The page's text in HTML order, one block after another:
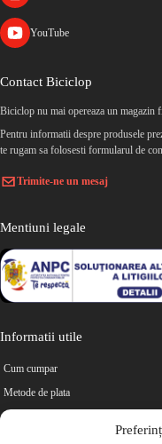
YouTube
Contact Biciclop
Biciclop nu mai opereaza un magazin
Pentru informatii despre produsele
te rugam sa folosesti formularul de
Trimite-ne un mesaj
Mentiuni legale
Informatii utile
Cum cumpar
Metode de plata